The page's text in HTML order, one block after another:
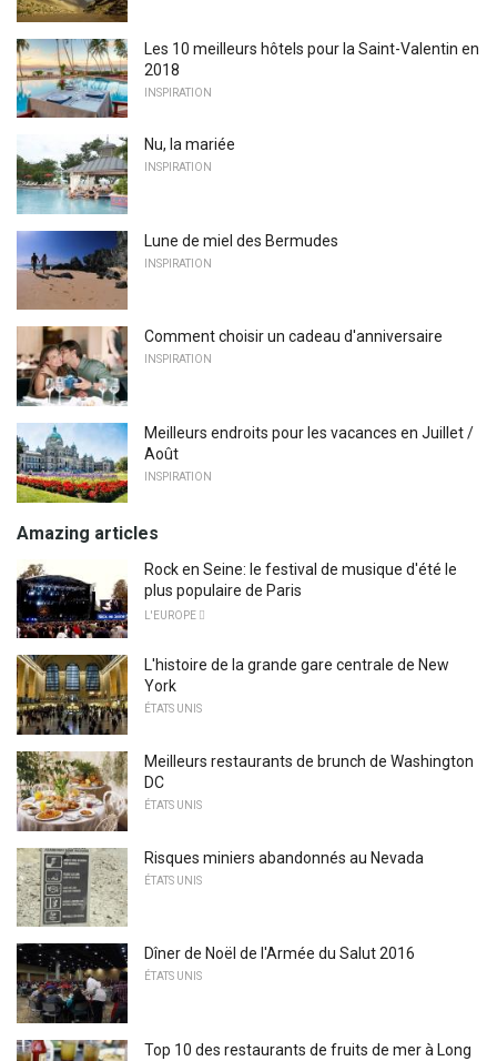
Les 10 meilleurs hôtels pour la Saint-Valentin en
2018
INSPIRATION
Nu, la mariée
INSPIRATION
Lune de miel des Bermudes
INSPIRATION
Comment choisir un cadeau d'anniversaire
INSPIRATION
Meilleurs endroits pour les vacances en Juillet /
Août
INSPIRATION
Amazing articles
Rock en Seine: le festival de musique d'été le
plus populaire de Paris
L'EUROPE 
L'histoire de la grande gare centrale de New
York
ÉTATS UNIS
Meilleurs restaurants de brunch de Washington
DC
ÉTATS UNIS
Risques miniers abandonnés au Nevada
ÉTATS UNIS
Dîner de Noël de l'Armée du Salut 2016
ÉTATS UNIS
Top 10 des restaurants de fruits de mer à Long